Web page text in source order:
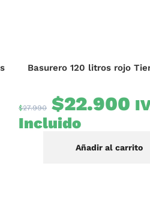
Basurero 120 litros rojo
$27.990 $22.900
Incluido
Añadir al carrito